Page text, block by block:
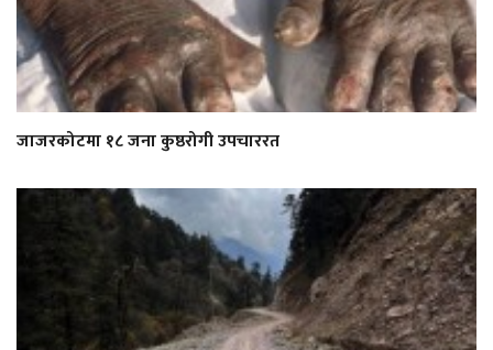
जाजरकोटमा १८ जना कुष्ठरोगी उपचाररत